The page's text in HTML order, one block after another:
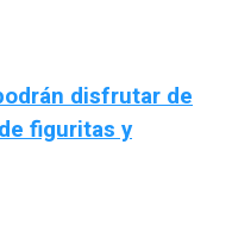
disfrutar de
figuritas y